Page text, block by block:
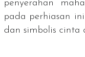
penyerahan
pada perhiasan
dan simbolis cinta